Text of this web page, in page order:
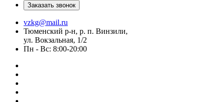
Заказать звонок
vzkg@mail.ru
Тюменский р-н, р. п. Винзили,
ул. Вокзальная, 1/2
Пн - Вс: 8:00-20:00